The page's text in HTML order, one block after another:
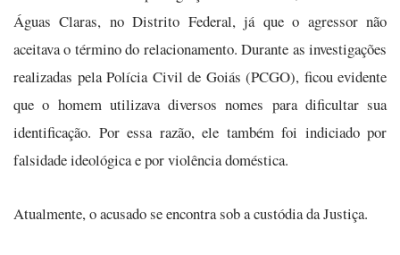
Águas Claras, no Distrito Federal, já que o agressor não
aceitava o término do relacionamento. Durante as investigações
realizadas pela Polícia Civil de Goiás (PCGO), ficou evidente
que o homem utilizava diversos nomes para dificultar sua
identificação. Por essa razão, ele também foi indiciado por
falsidade ideológica e por violência doméstica.
Atualmente, o acusado se encontra sob a custódia da Justiça.